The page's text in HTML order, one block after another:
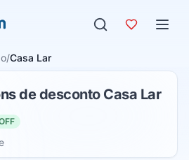
/Casa Lar
de desconto Casa Lar
1 a 5 estrelas